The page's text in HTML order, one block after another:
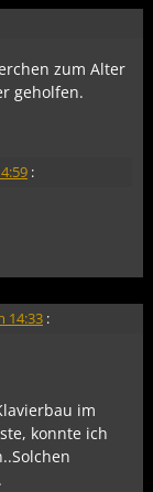
zum Alter
geholfen.
:
14:33 :
im
konnte ich